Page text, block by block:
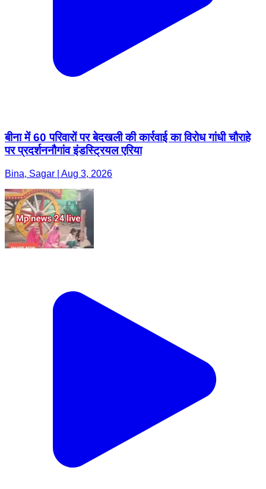
बीना में 60 परिवारों पर बेदखली की कार्रवाई का विरोध गांधी चौराहे
पर प्रदर्शननौगांव इंडस्ट्रियल एरिया
Bina, Sagar | Aug 3, 2026